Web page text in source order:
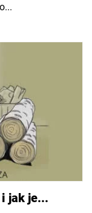
jak je...